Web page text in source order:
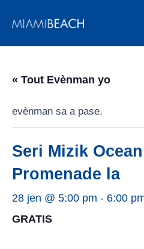
nan
« Tout Evènman yo
evènman sa a pase.
Seri Mizik
Promenade la
28 jen @ 5:00 pm - 6:00
GRATIS